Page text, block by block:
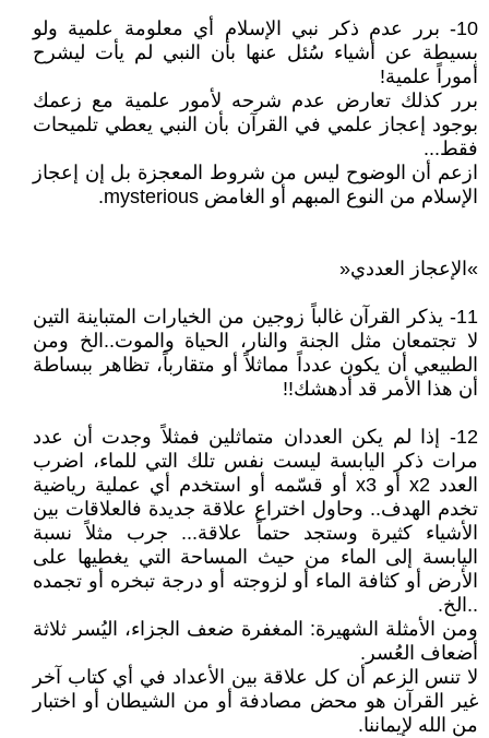
10- برر عدم ذكر نبي الإسلام أي معلومة علمية ولو
بسيطة عن أشياء سُئل عنها بأن النبي لم يأت ليشرح
أموراً علمية!
برر كذلك تعارض عدم شرحه لأمور علمية مع زعمك
بوجود إعجاز علمي في القرآن بأن النبي يعطي تلميحات
فقط...
ازعم أن الوضوح ليس من شروط المعجزة بل إن إعجاز
الإسلام من النوع المبهم أو الغامض mysterious.
»الإعجاز العددي«
11- يذكر القرآن غالباً زوجين من الخيارات المتباينة التين
لا تجتمعان مثل الجنة والنار، الحياة والموت..الخ ومن
الطبيعي أن يكون عدداً مماثلاً أو متقارباً، تظاهر ببساطة
أن هذا الأمر قد أدهشك!!
12- إذا لم يكن العددان متماثلين فمثلاً وجدت أن عدد
مرات ذكر اليابسة ليست نفس تلك التي للماء، اضرب
العدد x2 أو x3 أو قسّمه أو استخدم أي عملية رياضية
تخدم الهدف.. وحاول اختراع علاقة جديدة فالعلاقات بين
الأشياء كثيرة وستجد حتماً علاقة... جرب مثلاً نسبة
اليابسة إلى الماء من حيث المساحة التي يغطيها على
الأرض أو كثافة الماء أو لزوجته أو درجة تبخره أو تجمده
..الخ.
ومن الأمثلة الشهيرة: المغفرة ضعف الجزاء، اليُسر ثلاثة
أضعاف العُسر.
لا تنس الزعم أن كل علاقة بين الأعداد في أي كتاب آخر
غير القرآن هو محض مصادفة أو من الشيطان أو اختبار
من الله لإيماننا.